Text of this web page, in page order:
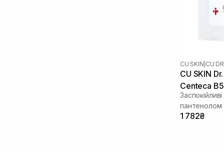
CU SKIN CU
CU SKIN
Centeca
пантенолом
1 782₴